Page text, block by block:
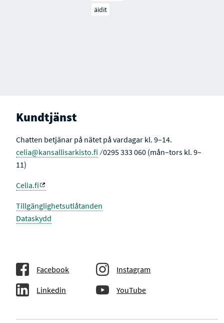
äidit
Kundtjänst
Chatten betjänar på nätet på vardagar kl. 9–14.
celia@kansallisarkisto.fi ⁄ 0295 333 060 (mån–tors kl. 9–
11)
Celia.fi
Tillgänglighetsutlåtanden
Dataskydd
Facebook Instagram
Linkedin YouTube